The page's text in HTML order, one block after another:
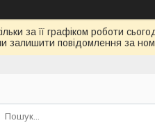
за її графіком роботи
залишити повідомлення за